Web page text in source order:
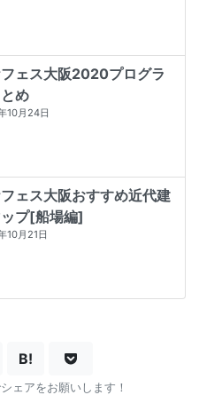
ェス大阪2020プログラ
め
10月24日
ェス大阪おすすめ近代建
プ[船場編]
10月21日
B!
ェアをお願いします！